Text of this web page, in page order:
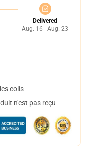
Delivered
Aug. 16 - Aug. 23
colis
n'est pas reçu